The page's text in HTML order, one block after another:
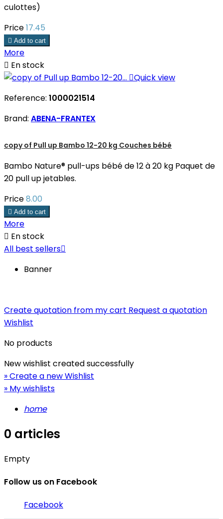
culottes)
Price17.45
 Add to cart
More
 En stock
Quick view
Reference: 1000021514
Brand: ABENA-FRANTEX
copy of Pull up Bambo 12-20 kg Couches bébé
Bambo Nature® pull-ups bébé de 12 à 20 kg Paquet de
20 pull up jetables.
Price8.00
 Add to cart
More
 En stock
All best sellers
Banner
Create quotation from my cart Request a quotation
Wishlist
No products
New wishlist created successfully
» Create a new Wishlist
» My wishlists
home
0 articles
Empty
Follow us on Facebook
Facebook